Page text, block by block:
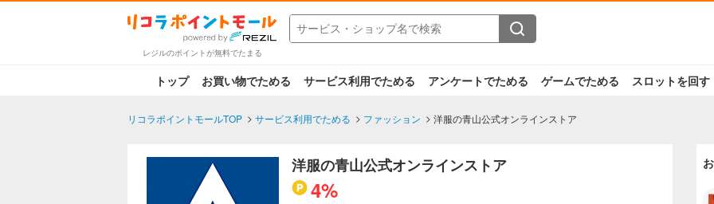
レジルのポイントが無料でたまる
トップ お買い物でためる サービス利用でためる アンケートでためる ゲームでためる スロットを回す
リコラポイントモールTOP サービス利用でためる ファッション 洋服の青山公式オンラインストア
洋服の青山公式オンラインストア
4%